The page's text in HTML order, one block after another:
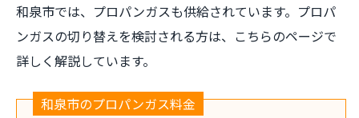
和泉市では、プロパンガスも供給されています。プロパ
ンガスの切り替えを検討される方は、こちらのページで
詳しく解説しています。
和泉市のプロパンガス料金